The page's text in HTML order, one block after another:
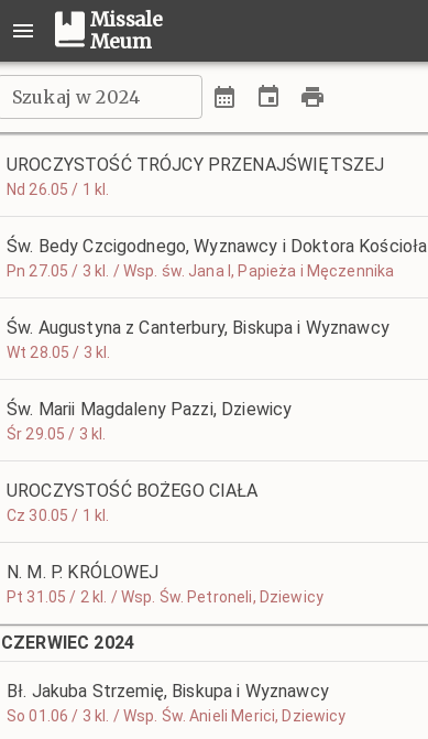
Missale
Meum
Szukaj w 2024
UROCZYSTOŚĆ TRÓJCY PRZENAJŚWIĘTSZEJ
Nd 26.05 / 1 kl.
Św. Bedy Czcigodnego, Wyznawcy i Doktora Kościoła
Pn 27.05 / 3 kl. / Wsp. św. Jana I, Papieża i Męczennika
Św. Augustyna z Canterbury, Biskupa i Wyznawcy
Wt 28.05 / 3 kl.
Św. Marii Magdaleny Pazzi, Dziewicy
Śr 29.05 / 3 kl.
UROCZYSTOŚĆ BOŻEGO CIAŁA
Cz 30.05 / 1 kl.
N. M. P. KRÓLOWEJ
Pt 31.05 / 2 kl. / Wsp. Św. Petroneli, Dziewicy
CZERWIEC 2024
Bł. Jakuba Strzemię, Biskupa i Wyznawcy
So 01.06 / 3 kl. / Wsp. Św. Anieli Merici, Dziewicy